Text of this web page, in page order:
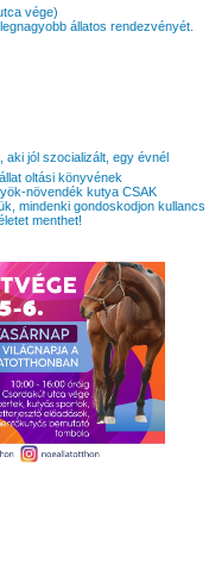
vége)
állatos rendezvényét.
aki jól szocializált, egy évnél
oltási könyvének
növendék kutya CSAK
mindenki gondoskodjon kullancs
menthet!